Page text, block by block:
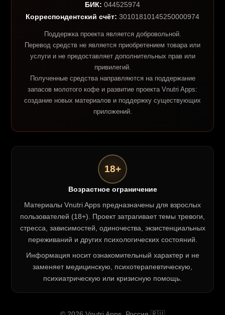
БИК: 044525974
Корреспондентский счёт: 30101810145250000974
Поддержка проекта является добровольной.
Перевод средств не является приобретением товара или
услуги и не предоставляет дополнительных прав или
привилегий.
Полученные средства направляются на поддержание
запасов молотого кофе и развитие проекта Vnutri Apps:
создание новых материалов и поддержку существующих
приложений.
18+
Возрастное ограничение
Материалы Vnutri Apps предназначены для взрослых
пользователей (18+). Проект затрагивает темы тревоги,
стресса, зависимостей, одиночества, экзистенциальных
переживаний и других психологических состояний.
Информация носит ознакомительный характер и не
заменяет медицинскую, психотерапевтическую,
психиатрическую или кризисную помощь.